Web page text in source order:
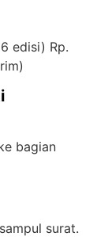
edisi) Rp.
bagian
surat.